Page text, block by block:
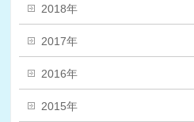
2018年
2017年
2016年
2015年